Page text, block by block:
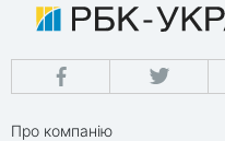
Про компанію